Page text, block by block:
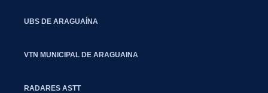
UBS DE ARAGUAÍNA
VTN MUNICIPAL DE ARAGUAINA
RADARES ASTT